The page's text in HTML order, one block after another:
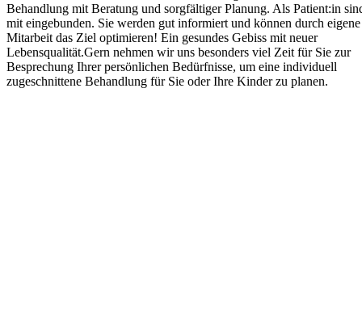
Behandlung mit Beratung und sorgfältiger Planung. Als Patient:in
mit eingebunden. Sie werden gut informiert und können durch eigene
Mitarbeit das Ziel optimieren! Ein gesundes Gebiss mit neuer
Lebensqualität.Gern nehmen wir uns besonders viel Zeit für Sie zur
Besprechung Ihrer persönlichen Bedürfnisse, um eine individuell
zugeschnittene Behandlung für Sie oder Ihre Kinder zu planen.